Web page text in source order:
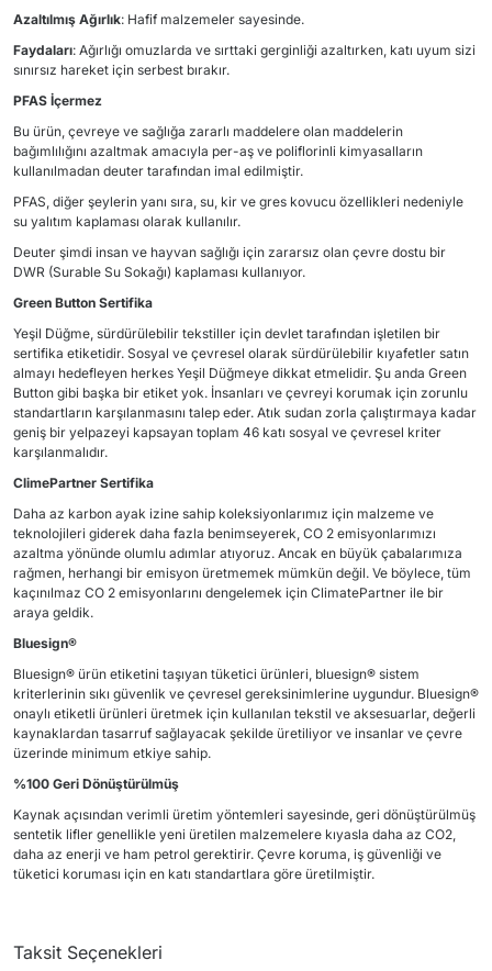
Azaltılmış Ağırlık: Hafif malzemeler sayesinde.
Faydaları: Ağırlığı omuzlarda ve sırttaki gerginliği azaltırken, katı uyum sizi
sınırsız hareket için serbest bırakır.
PFAS İçermez
Bu ürün, çevreye ve sağlığa zararlı maddelere olan maddelerin
bağımlılığını azaltmak amacıyla per-aş ve poliflorinli kimyasalların
kullanılmadan deuter tarafından imal edilmiştir.
PFAS, diğer şeylerin yanı sıra, su, kir ve gres kovucu özellikleri nedeniyle
su yalıtım kaplaması olarak kullanılır.
Deuter şimdi insan ve hayvan sağlığı için zararsız olan çevre dostu bir
DWR (Surable Su Sokağı) kaplaması kullanıyor.
Green Button Sertifika
Yeşil Düğme, sürdürülebilir tekstiller için devlet tarafından işletilen bir
sertifika etiketidir. Sosyal ve çevresel olarak sürdürülebilir kıyafetler satın
almayı hedefleyen herkes Yeşil Düğmeye dikkat etmelidir. Şu anda Green
Button gibi başka bir etiket yok. İnsanları ve çevreyi korumak için zorunlu
standartların karşılanmasını talep eder. Atık sudan zorla çalıştırmaya kadar
geniş bir yelpazeyi kapsayan toplam 46 katı sosyal ve çevresel kriter
karşılanmalıdır.
ClimePartner Sertifika
Daha az karbon ayak izine sahip koleksiyonlarımız için malzeme ve
teknolojileri giderek daha fazla benimseyerek, CO 2 emisyonlarımızı
azaltma yönünde olumlu adımlar atıyoruz. Ancak en büyük çabalarımıza
rağmen, herhangi bir emisyon üretmemek mümkün değil. Ve böylece, tüm
kaçınılmaz CO 2 emisyonlarını dengelemek için ClimatePartner ile bir
araya geldik.
Bluesign®
Bluesign® ürün etiketini taşıyan tüketici ürünleri, bluesign® sistem
kriterlerinin sıkı güvenlik ve çevresel gereksinimlerine uygundur. Bluesign®
onaylı etiketli ürünleri üretmek için kullanılan tekstil ve aksesuarlar, değerli
kaynaklardan tasarruf sağlayacak şekilde üretiliyor ve insanlar ve çevre
üzerinde minimum etkiye sahip.
%100 Geri Dönüştürülmüş
Kaynak açısından verimli üretim yöntemleri sayesinde, geri dönüştürülmüş
sentetik lifler genellikle yeni üretilen malzemelere kıyasla daha az CO2,
daha az enerji ve ham petrol gerektirir. Çevre koruma, iş güvenliği ve
tüketici koruması için en katı standartlara göre üretilmiştir.
Taksit Seçenekleri